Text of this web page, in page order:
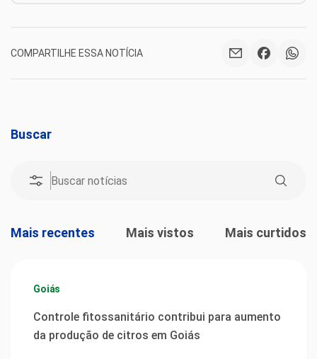
COMPARTILHE ESSA NOTÍCIA
Buscar
Mais recentes Mais vistos Mais curtidos
Goiás
Controle fitossanitário contribui para aumento
da produção de citros em Goiás